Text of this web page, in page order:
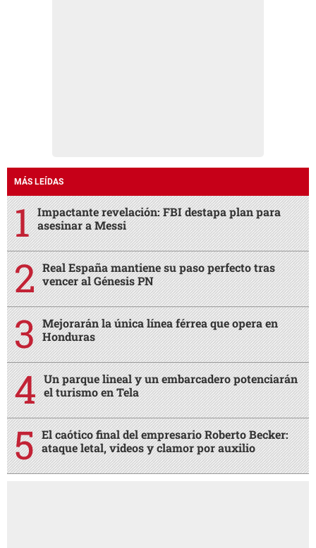
MÁS LEÍDAS
Impactante revelación: FBI destapa plan para
asesinar a Messi
Real España mantiene su paso perfecto tras
vencer al Génesis PN
Mejorarán la única línea férrea que opera en
Honduras
Un parque lineal y un embarcadero potenciarán
el turismo en Tela
El caótico final del empresario Roberto Becker:
ataque letal, videos y clamor por auxilio